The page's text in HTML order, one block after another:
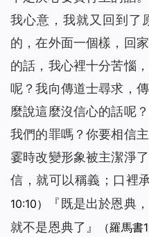
我心意，我就又回到了
的，在外面一個樣，回
的話，我心裡十分苦惱
呢？我向傳道士尋求，
麼說這麼沒信心的話呢
我們的罪嗎？你要相信
霎時改變形象被主潔淨
信，就可以稱義；口裡
10:10）
『既是出於恩典
就不是恩典了』
（羅馬書